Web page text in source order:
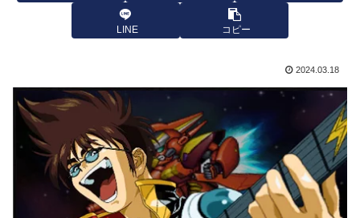
LINE コピー
2024.03.18